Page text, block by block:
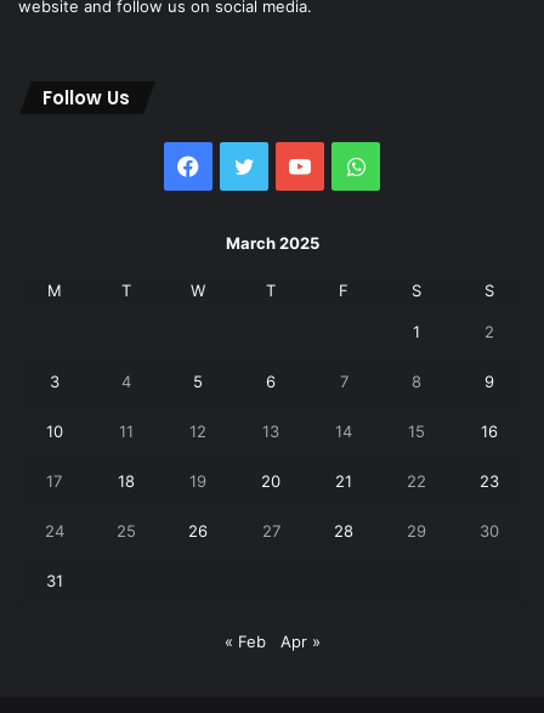
website and follow us on social media.
Follow Us
Facebook
Twitter YouTubeWhatsApp
March 2025
M T W T F S S
1 2
3 4 5 6 7 8 9
10 11 12 13 14 15 16
17 18 19 20 21 22 23
24 25 26 27 28 29 30
31
« Feb Apr »